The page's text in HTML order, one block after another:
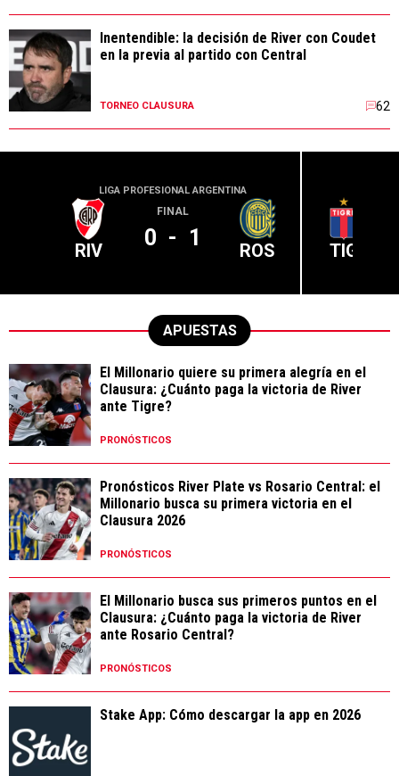
Inentendible: la decisión de River con Coudet
en la previa al partido con Central
TORNEO CLAUSURA 62
LIGA PROFESIONAL ARGENTINA
RIV
FINAL
0 - 1 ROS TIG
APUESTAS
El Millonario quiere su primera alegría en el
Clausura: ¿Cuánto paga la victoria de River
ante Tigre?
PRONÓSTICOS
Pronósticos River Plate vs Rosario Central: el
Millonario busca su primera victoria en el
Clausura 2026
PRONÓSTICOS
El Millonario busca sus primeros puntos en el
Clausura: ¿Cuánto paga la victoria de River
ante Rosario Central?
PRONÓSTICOS
Stake App: Cómo descargar la app en 2026